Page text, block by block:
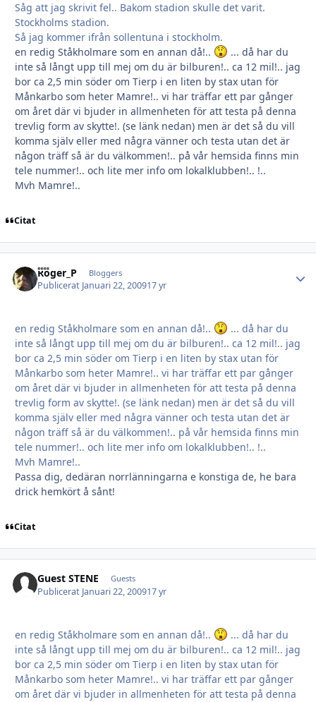
Såg att jag skrivit fel.. Bakom stadion skulle det varit.
Stockholms stadion.
Så jag kommer ifrån sollentuna i stockholm.
en redig Ståkholmare som en annan då!..
... då har du
inte så långt upp till mej om du är bilburen!.. ca 12 mil!.. jag
bor ca 2,5 min söder om Tierp i en liten by stax utan för
Månkarbo som heter Mamre!.. vi har träffar ett par gånger
om året där vi bjuder in allmenheten för att testa på denna
trevlig form av skytte!. (se länk nedan) men är det så du vill
komma själv eller med några vänner och testa utan det är
någon träff så är du välkommen!.. på vår hemsida finns min
tele nummer!.. och lite mer info om lokalklubben!.. !..
Mvh Mamre!..
Citat
Roger_P Bloggers
Publicerat Januari 22, 200917 yr
en redig Ståkholmare som en annan då!..
... då har du
inte så långt upp till mej om du är bilburen!.. ca 12 mil!.. jag
bor ca 2,5 min söder om Tierp i en liten by stax utan för
Månkarbo som heter Mamre!.. vi har träffar ett par gånger
om året där vi bjuder in allmenheten för att testa på denna
trevlig form av skytte!. (se länk nedan) men är det så du vill
komma själv eller med några vänner och testa utan det är
någon träff så är du välkommen!.. på vår hemsida finns min
tele nummer!.. och lite mer info om lokalklubben!.. !..
Mvh Mamre!..
Passa dig, dedäran norrlänningarna e konstiga de, he bara
drick hemkört å sånt!
Citat
Guest STENE Guests
Publicerat Januari 22, 200917 yr
en redig Ståkholmare som en annan då!..
... då har du
inte så långt upp till mej om du är bilburen!.. ca 12 mil!.. jag
bor ca 2,5 min söder om Tierp i en liten by stax utan för
Månkarbo som heter Mamre!.. vi har träffar ett par gånger
om året där vi bjuder in allmenheten för att testa på denna